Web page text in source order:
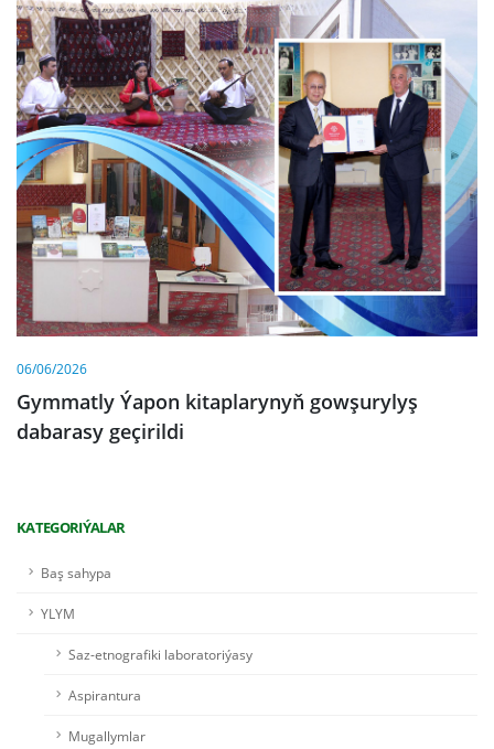
06/06/2026
Gymmatly Ýapon kitaplarynyň gowşurylyş
dabarasy geçirildi
KATEGORIÝALAR
Baş sahypa
YLYM
Saz-etnografiki laboratoriýasy
Aspirantura
Mugallymlar